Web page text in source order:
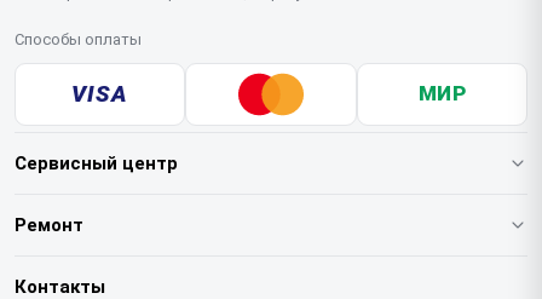
Способы оплаты
VISA МИР
Сервисный центр
О нашем сервисе
Ремонт
Варочных панелей
Контакты